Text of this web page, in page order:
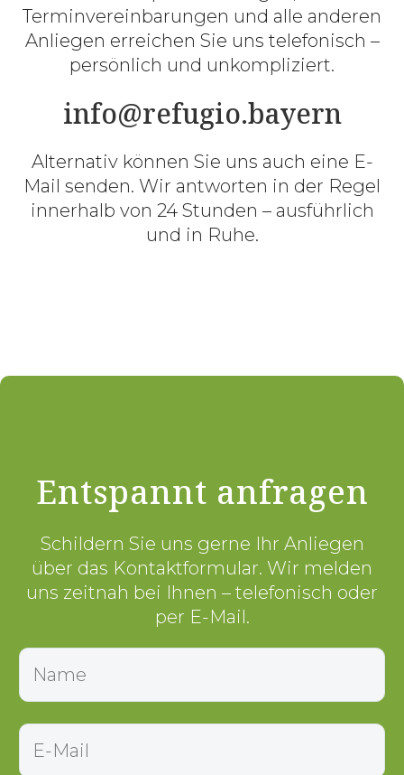
Terminvereinbarungen und alle anderen
Anliegen erreichen Sie uns telefonisch –
persönlich und unkompliziert.
info@refugio.bayern
Alternativ können Sie uns auch eine E-
Mail senden. Wir antworten in der Regel
innerhalb von 24 Stunden – ausführlich
und in Ruhe.
Entspannt anfragen
Schildern Sie uns gerne Ihr Anliegen
über das Kontaktformular. Wir melden
uns zeitnah bei Ihnen – telefonisch oder
per E-Mail.